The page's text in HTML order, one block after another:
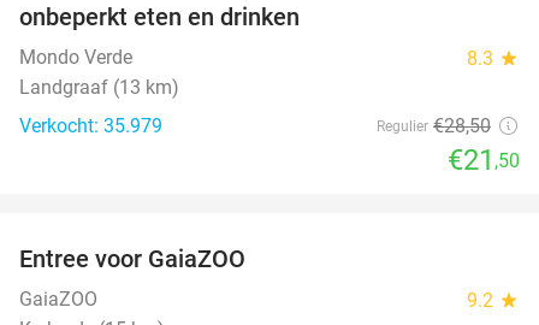
onbeperkt eten en drinken
Mondo Verde 8.3 star
Landgraaf (13 km)
Verkocht: 35.979
Regulier €28,50
€21 ,50
Entree voor GaiaZOO
GaiaZOO 9.2 star